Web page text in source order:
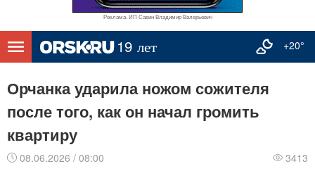
Реклама. ИП Савин Владимир Валерьевич
+20°
Орчанка ударила ножом сожителя
после того, как он начал громить
квартиру
08.06.2026 / 08:00 3413